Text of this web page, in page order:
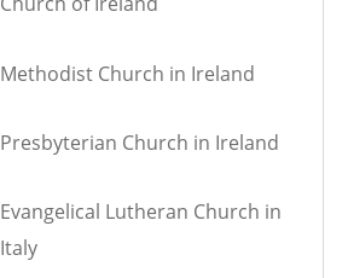
Methodist Church in Ireland
Presbyterian Church in Ireland
Evangelical Lutheran Church in
Italy